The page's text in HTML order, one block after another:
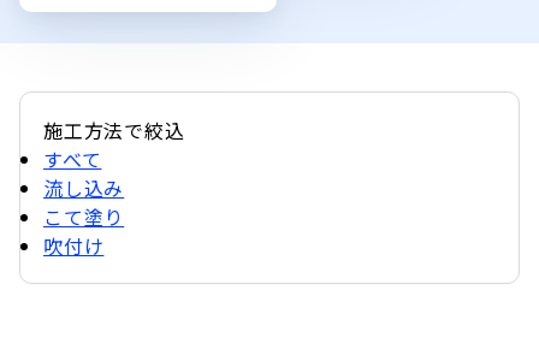
施工方法で絞込
すべて
流し込み
こて塗り
吹付け